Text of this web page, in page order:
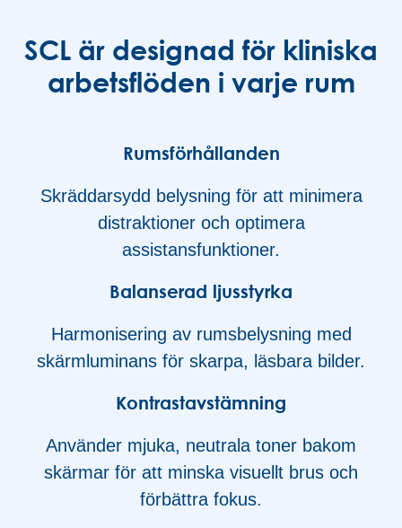
SCL är designad för kliniska
arbetsflöden i varje rum
Rumsförhållanden
Skräddarsydd belysning för att minimera
distraktioner och optimera
assistansfunktioner.
Balanserad ljusstyrka
Harmonisering av rumsbelysning med
skärmluminans för skarpa, läsbara bilder.
Kontrastavstämning
Använder mjuka, neutrala toner bakom
skärmar för att minska visuellt brus och
förbättra fokus.